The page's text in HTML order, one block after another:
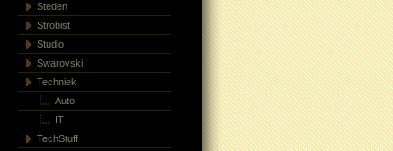
Steden
Strobist
Studio
Swarovski
Techniek
Auto
IT
TechStuff